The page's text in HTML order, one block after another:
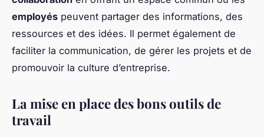
employés peuvent partager des informations, des
ressources et des idées. Il permet également de
faciliter la communication, de gérer les projets et de
promouvoir la culture d’entreprise.
La mise en place des bons outils de
travail